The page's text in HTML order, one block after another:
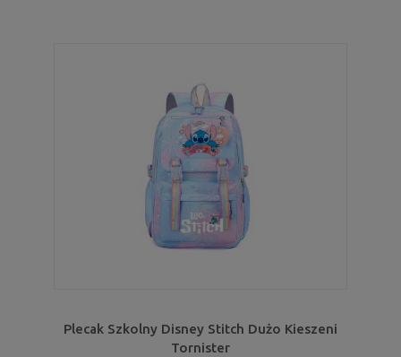
Plecak Szkolny Disney Stitch Dużo Kieszeni
Tornister